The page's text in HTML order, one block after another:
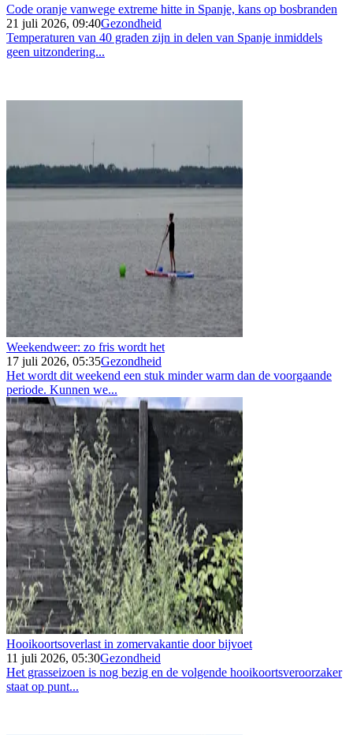
Code oranje vanwege extreme hitte in Spanje, kans op bosbranden
21 juli 2026, 09:40Gezondheid
Temperaturen van 40 graden zijn in delen van Spanje inmiddels
geen uitzondering...
Weekendweer: zo fris wordt het
17 juli 2026, 05:35Gezondheid
Het wordt dit weekend een stuk minder warm dan de voorgaande
periode. Kunnen we...
Hooikoortsoverlast in zomervakantie door bijvoet
11 juli 2026, 05:30Gezondheid
Het grasseizoen is nog bezig en de volgende hooikoortsveroorzaker
staat op punt...